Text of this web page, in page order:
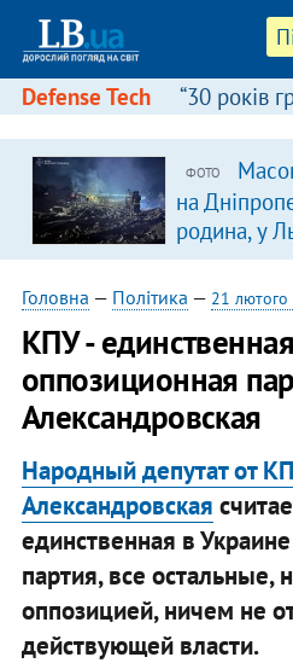
Defense Tech “30 років
ФОТО
на
родина, у
Головна — Політика — 21
КПУ -
оппозиционная
Александровская
Народный депутат от
Александровская
единственная в
партия, все
оппозицией, ничем не
действующей власти.